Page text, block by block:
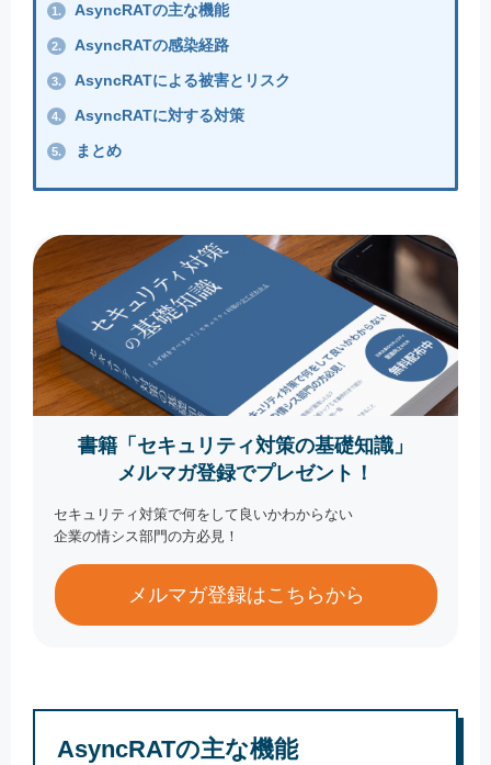
1. AsyncRATの主な機能
2. AsyncRATの感染経路
3. AsyncRATによる被害とリスク
4. AsyncRATに対する対策
5. まとめ
書籍「セキュリティ対策の基礎知識」
メルマガ登録でプレゼント！
セキュリティ対策で何をして良いかわからない
企業の情シス部門の方必見！
メルマガ登録はこちらから
AsyncRATの主な機能